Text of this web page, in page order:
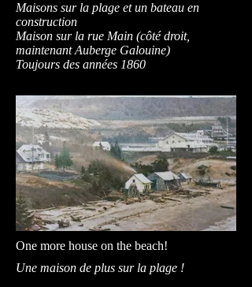
Maisons sur la plage et un bateau en
construction
Maison sur la rue Main (côté droit,
maintenant Auberge Galouine)
Toujours des années 1860
One more house on the beach!
Une maison de plus sur la plage !